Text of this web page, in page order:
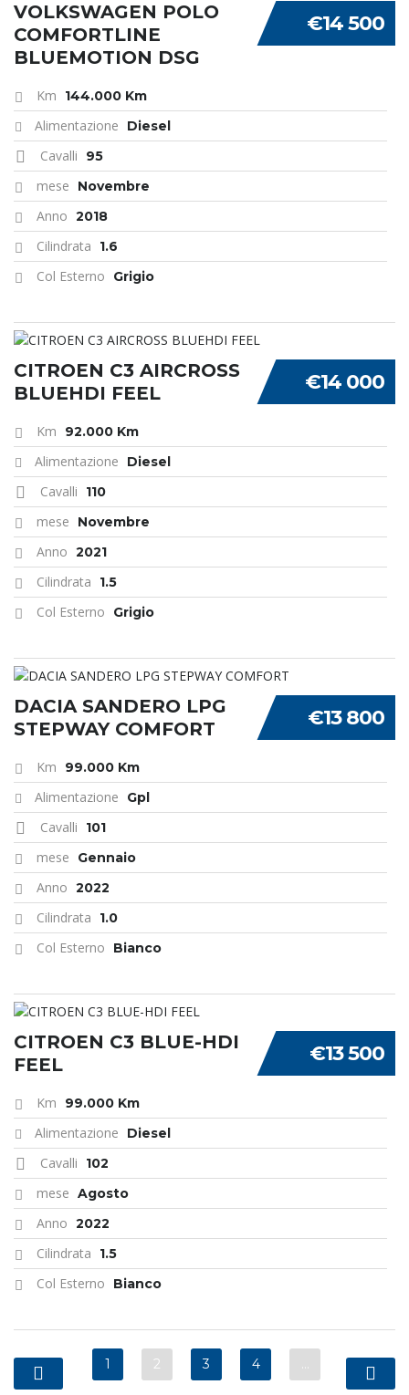
€14 500
VOLKSWAGEN POLO
COMFORTLINE
BLUEMOTION DSG
Km 144.000 Km
Alimentazione Diesel
Cavalli 95
mese Novembre
Anno 2018
Cilindrata 1.6
Col Esterno Grigio
€14 000
CITROEN C3 AIRCROSS
BLUEHDI FEEL
Km 92.000 Km
Alimentazione Diesel
Cavalli 110
mese Novembre
Anno 2021
Cilindrata 1.5
Col Esterno Grigio
€13 800
DACIA SANDERO LPG
STEPWAY COMFORT
Km 99.000 Km
Alimentazione Gpl
Cavalli 101
mese Gennaio
Anno 2022
Cilindrata 1.0
Col Esterno Bianco
€13 500
CITROEN C3 BLUE-HDI
FEEL
Km 99.000 Km
Alimentazione Diesel
Cavalli 102
mese Agosto
Anno 2022
Cilindrata 1.5
Col Esterno Bianco
1 2 3 4 …